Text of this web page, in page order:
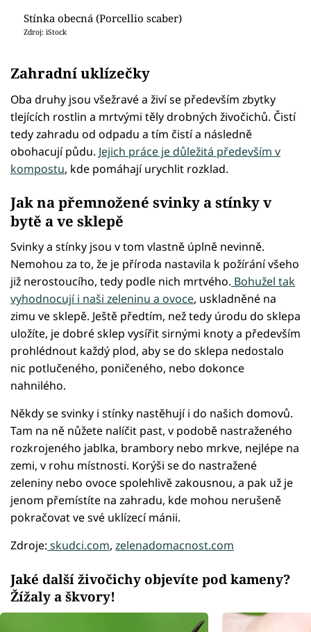
Stínka obecná (Porcellio scaber)
Zdroj: iStock
Zahradní uklízečky
Oba druhy jsou všežravé a živí se především zbytky
tlejících rostlin a mrtvými těly drobných živočichů. Čistí
tedy zahradu od odpadu a tím čistí a následně
obohacují půdu. Jejich práce je důležitá především v
kompostu, kde pomáhají urychlit rozklad.
Jak na přemnožené svinky a stínky v
bytě a ve sklepě
Svinky a stínky jsou v tom vlastně úplně nevinně.
Nemohou za to, že je příroda nastavila k požírání všeho
již nerostoucího, tedy podle nich mrtvého. Bohužel tak
vyhodnocují i naši zeleninu a ovoce, uskladněné na
zimu ve sklepě. Ještě předtím, než tedy úrodu do sklepa
uložíte, je dobré sklep vysířit sirnými knoty a především
prohlédnout každý plod, aby se do sklepa nedostalo
nic potlučeného, poničeného, nebo dokonce
nahnilého.
Někdy se svinky i stínky nastěhují i do našich domovů.
Tam na ně nůžete nalíčit past, v podobě nastraženého
rozkrojeného jablka, brambory nebo mrkve, nejlépe na
zemi, v rohu místnosti. Korýši se do nastražené
zeleniny nebo ovoce spolehlivě zakousnou, a pak už je
jenom přemístíte na zahradu, kde mohou nerušeně
pokračovat ve své uklízecí mánii.
Zdroje: skudci.com, zelenadomacnost.com
Jaké další živočichy objevíte pod kameny?
Žížaly a škvory!